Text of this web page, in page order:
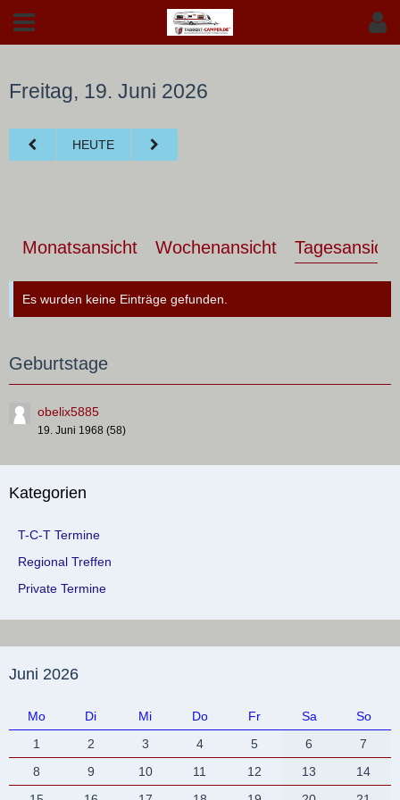
Freitag, 19. Juni 2026
HEUTE
Monatsansicht Wochenansicht Tagesansicht
Es wurden keine Einträge gefunden.
Geburtstage
obelix5885
19. Juni 1968 (58)
Kategorien
T-C-T Termine
Regional Treffen
Private Termine
Juni 2026
Mo Di Mi Do Fr Sa
So
1
2 3 4 5 6
7
8
9 10 11 12 13
14